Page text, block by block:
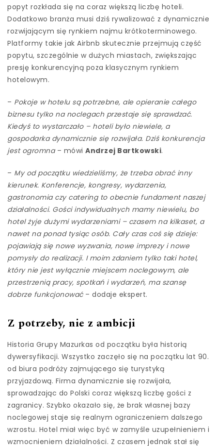
popyt rozkłada się na coraz większą liczbę hoteli.
Dodatkowo branża musi dziś rywalizować z dynamicznie
rozwijającym się rynkiem najmu krótkoterminowego.
Platformy takie jak Airbnb skutecznie przejmują część
popytu, szczególnie w dużych miastach, zwiększając
presję konkurencyjną poza klasycznym rynkiem
hotelowym.
– Pokoje w hotelu są potrzebne, ale opieranie całego
biznesu tylko na noclegach przestaje się sprawdzać.
Kiedyś to wystarczało – hoteli było niewiele, a
gospodarka dynamicznie się rozwijała. Dziś konkurencja
jest ogromna– mówi Andrzej Bartkowski.
– My od początku wiedzieliśmy, że trzeba obrać inny
kierunek. Konferencje, kongresy, wydarzenia,
gastronomia czy catering to obecnie fundament naszej
działalności. Gości indywidualnych mamy niewielu, bo
hotel żyje dużymi wydarzeniami – czasem na kilkaset, a
nawet na ponad tysiąc osób. Cały czas coś się dzieje:
pojawiają się nowe wyzwania, nowe imprezy i nowe
pomysły do realizacji. I moim zdaniem tylko taki hotel,
który nie jest wyłącznie miejscem noclegowym, ale
przestrzenią pracy, spotkań i wydarzeń, ma szansę
dobrze funkcjonować – dodaje ekspert.
Z potrzeby, nie z ambicji
Historia Grupy Mazurkas od początku była historią
dywersyfikacji. Wszystko zaczęło się na początku lat 90.
od biura podróży zajmującego się turystyką
przyjazdową. Firma dynamicznie się rozwijała,
sprowadzając do Polski coraz większą liczbę gości z
zagranicy. Szybko okazało się, że brak własnej bazy
noclegowej staje się realnym ograniczeniem dalszego
wzrostu. Hotel miał więc być w zamyśle uzupełnieniem i
wzmocnieniem działalności. Z czasem jednak stał się